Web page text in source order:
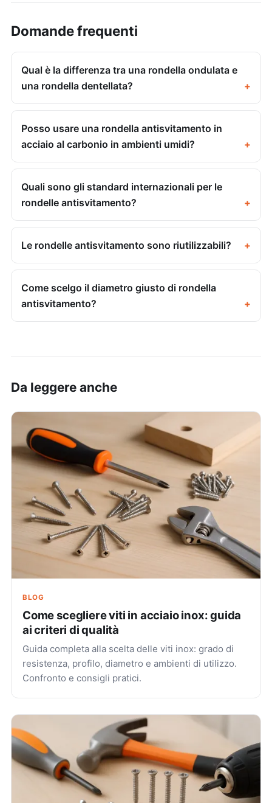
Domande frequenti
Qual è la differenza tra una rondella ondulata e
una rondella dentellata?
Posso usare una rondella antisvitamento in
acciaio al carbonio in ambienti umidi?
Quali sono gli standard internazionali per le
rondelle antisvitamento?
Le rondelle antisvitamento sono riutilizzabili?
Come scelgo il diametro giusto di rondella
antisvitamento?
Da leggere anche
BLOG
Come scegliere viti in acciaio inox: guida
ai criteri di qualità
Guida completa alla scelta delle viti inox: grado di
resistenza, profilo, diametro e ambienti di utilizzo.
Confronto e consigli pratici.